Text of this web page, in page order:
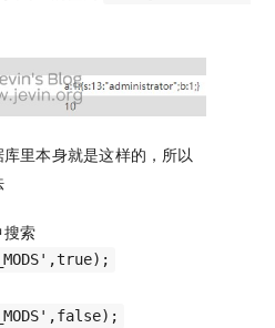
里本身就是这样的，所以
索